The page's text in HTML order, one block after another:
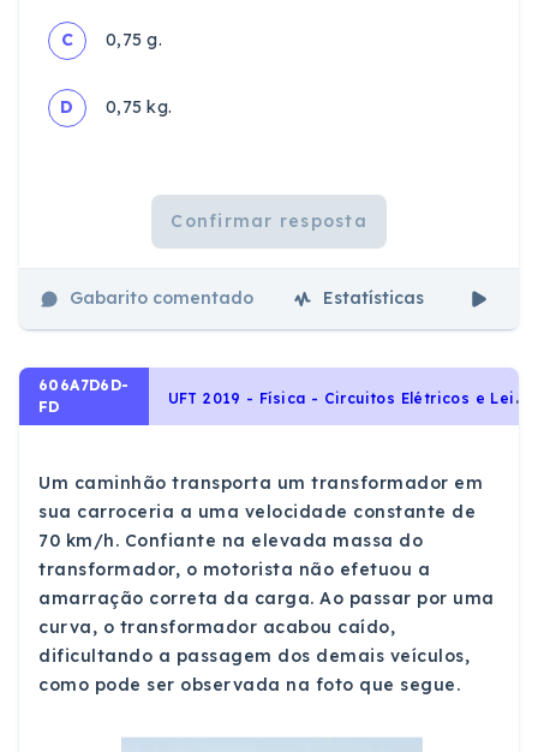
C 0,75 g.
D 0,75 kg.
Confirmar resposta
Gabarito comentado Estatísticas
606A7D6D-
FD
UFT 2019 - Física - Circuitos Elétricos e Leis de Kirchhoff, Eletricidade
Um caminhão transporta um transformador em
sua carroceria a uma velocidade constante de
70 km/h. Confiante na elevada massa do
transformador, o motorista não efetuou a
amarração correta da carga. Ao passar por uma
curva, o transformador acabou caído,
dificultando a passagem dos demais veículos,
como pode ser observada na foto que segue.